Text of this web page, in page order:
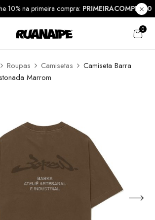
10% na primeira compra:
0
Roupas Camisetas
Camiseta Barra
Marrom